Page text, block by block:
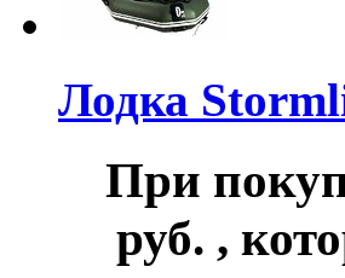
Лодка
При
руб. ,